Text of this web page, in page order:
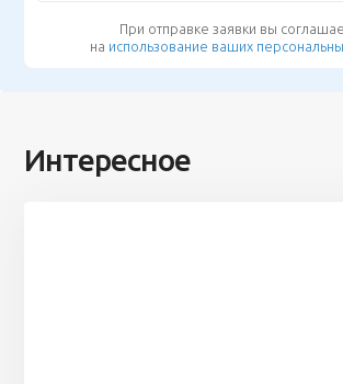
При отправке заявки вы
на использование ваших
Интересное